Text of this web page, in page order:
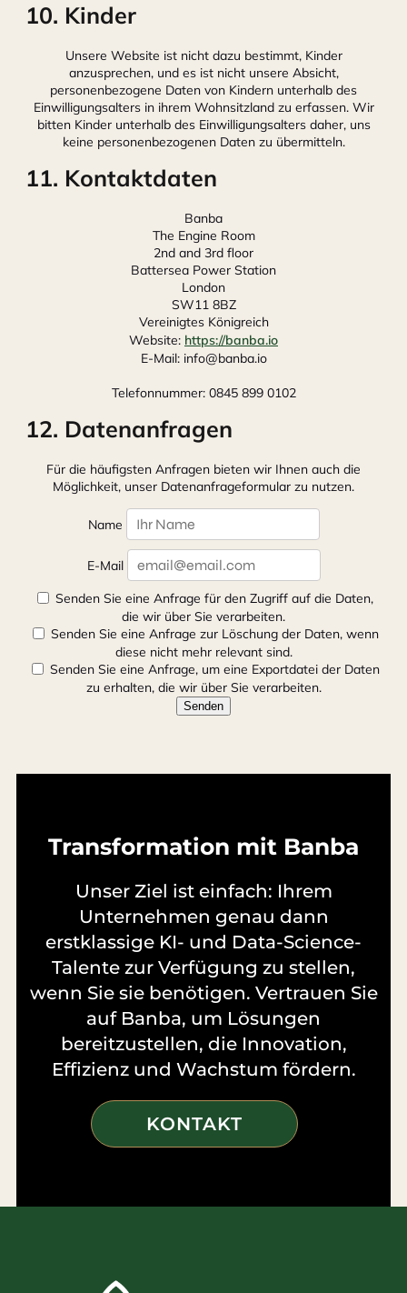
10. Kinder
Unsere Website ist nicht dazu bestimmt, Kinder
anzusprechen, und es ist nicht unsere Absicht,
personenbezogene Daten von Kindern unterhalb des
Einwilligungsalters in ihrem Wohnsitzland zu erfassen. Wir
bitten Kinder unterhalb des Einwilligungsalters daher, uns
keine personenbezogenen Daten zu übermitteln.
11. Kontaktdaten
Banba
The Engine Room
2nd and 3rd floor
Battersea Power Station
London
SW11 8BZ
Vereinigtes Königreich
Website: https://banba.io
E-Mail: info@banba.io
Telefonnummer: 0845 899 0102
12. Datenanfragen
Für die häufigsten Anfragen bieten wir Ihnen auch die
Möglichkeit, unser Datenanfrageformular zu nutzen.
Name
E-Mail
Senden Sie eine Anfrage für den Zugriff auf die Daten,
die wir über Sie verarbeiten.
Senden Sie eine Anfrage zur Löschung der Daten, wenn
diese nicht mehr relevant sind.
Senden Sie eine Anfrage, um eine Exportdatei der Daten
zu erhalten, die wir über Sie verarbeiten.
Transformation mit Banba
Unser Ziel ist einfach: Ihrem
Unternehmen genau dann
erstklassige KI- und Data-Science-
Talente zur Verfügung zu stellen,
wenn Sie sie benötigen. Vertrauen Sie
auf Banba, um Lösungen
bereitzustellen, die Innovation,
Effizienz und Wachstum fördern.
KONTAKT